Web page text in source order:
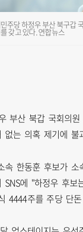
주당 하정우 부산 북구갑
갖고 있다. 연합뉴스
부산 북갑 국회의
없는 의혹 제기에 불
속 한동훈 후보가
SNS에 "하정우 후
4444주를 주당 단